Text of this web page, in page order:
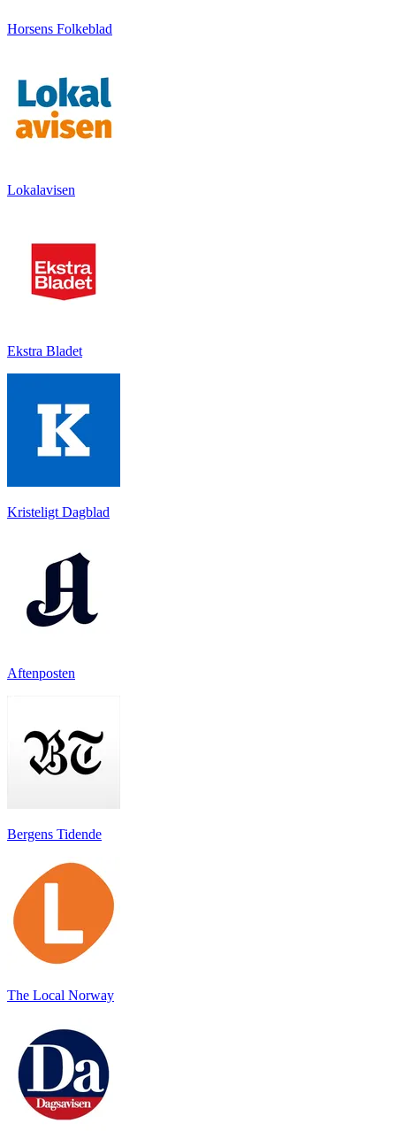
Horsens Folkeblad
Lokalavisen
Ekstra Bladet
Kristeligt Dagblad
Aftenposten
Bergens Tidende
The Local Norway